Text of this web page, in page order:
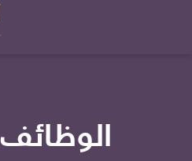
الوظائف